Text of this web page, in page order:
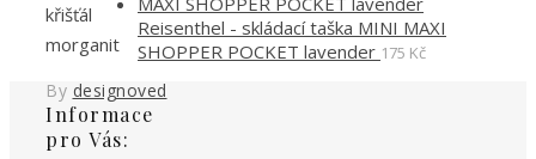
křišťál
morganit
By designoved
Reisenthel - skládací taška MINI MAXI
SHOPPER POCKET lavender 175 Kč
Informace
pro Vás: